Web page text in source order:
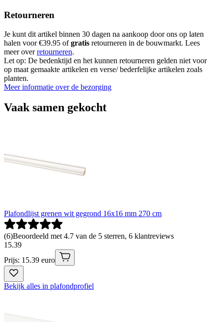
Retourneren
Je kunt dit artikel binnen 30 dagen na aankoop door ons op laten
halen voor €39.95 ofgratis retourneren in de bouwmarkt. Lees
meer overretourneren.
Let op: De bedenktijd en het kunnen retourneren gelden niet voor
op maat gemaakte artikelen en verse/ bederfelijke artikelen zoals
planten.
Meer informatie over de bezorging
Vaak samen gekocht
Plafondlijst grenen wit gegrond 16x16 mm 270 cm
(6)Beoordeeld met 4.7 van de 5 sterren, 6 klantreviews
15.39
Prijs: 15.39 euro
Bekijk alles in plafondprofiel